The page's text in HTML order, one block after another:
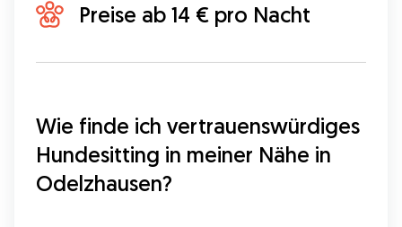
Preise ab 14 € pro Nacht
Wie finde ich vertrauenswürdiges
Hundesitting in meiner Nähe in
Odelzhausen?